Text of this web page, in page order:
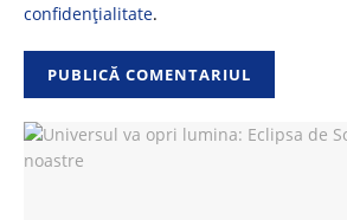
confidențialitate.